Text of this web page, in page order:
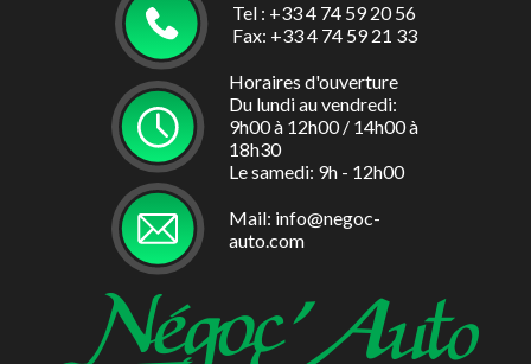
Tel : +33 4 74 59 20 56
Fax: +33 4 74 59 21 33
Horaires d'ouverture
Du lundi au vendredi:
9h00 à 12h00 / 14h00 à
18h30
Le samedi: 9h - 12h00
Mail: info@negoc-
auto.com